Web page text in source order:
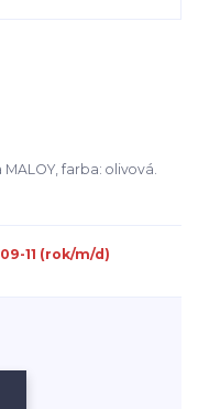
farba: olivová.
11 (rok/m/d)